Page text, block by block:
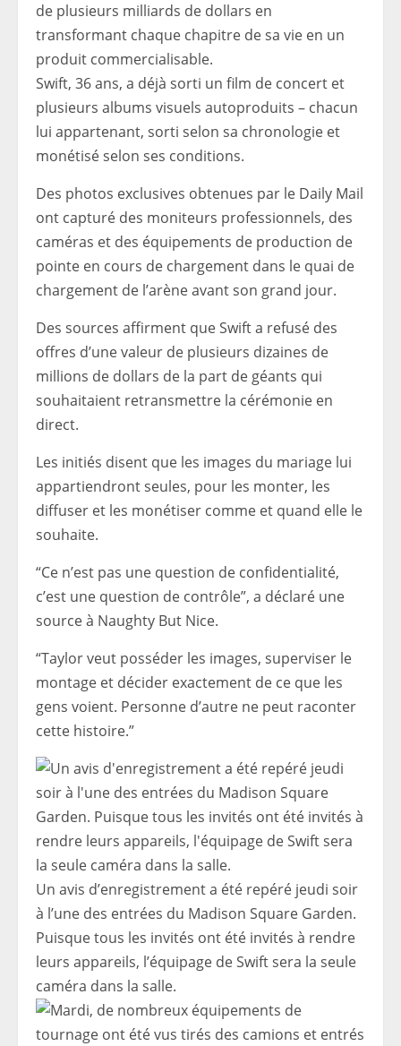
de plusieurs milliards de dollars en
transformant chaque chapitre de sa vie en un
produit commercialisable.
Swift, 36 ans, a déjà sorti un film de concert et
plusieurs albums visuels autoproduits – chacun
lui appartenant, sorti selon sa chronologie et
monétisé selon ses conditions.
Des photos exclusives obtenues par le Daily Mail
ont capturé des moniteurs professionnels, des
caméras et des équipements de production de
pointe en cours de chargement dans le quai de
chargement de l’arène avant son grand jour.
Des sources affirment que Swift a refusé des
offres d’une valeur de plusieurs dizaines de
millions de dollars de la part de géants qui
souhaitaient retransmettre la cérémonie en
direct.
Les initiés disent que les images du mariage lui
appartiendront seules, pour les monter, les
diffuser et les monétiser comme et quand elle le
souhaite.
“Ce n’est pas une question de confidentialité,
c’est une question de contrôle”, a déclaré une
source à Naughty But Nice.
“Taylor veut posséder les images, superviser le
montage et décider exactement de ce que les
gens voient. Personne d’autre ne peut raconter
cette histoire.”
Un avis d’enregistrement a été repéré jeudi soir
à l’une des entrées du Madison Square Garden.
Puisque tous les invités ont été invités à rendre
leurs appareils, l’équipage de Swift sera la seule
caméra dans la salle.